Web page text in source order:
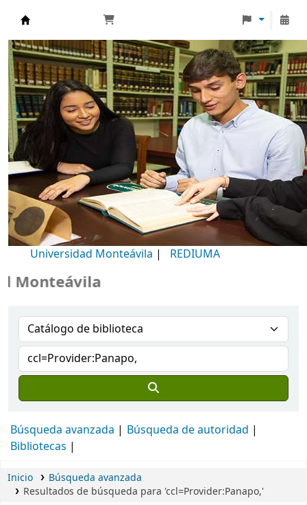
Biblioteca Universidad Monteávila
Universidad Monteávila | REDIUMA
Búsqueda avanzada
Búsqueda de autoridad
Bibliotecas
Inicio
Búsqueda avanzada
Resultados de búsqueda para 'ccl=Provider:Panapo,'